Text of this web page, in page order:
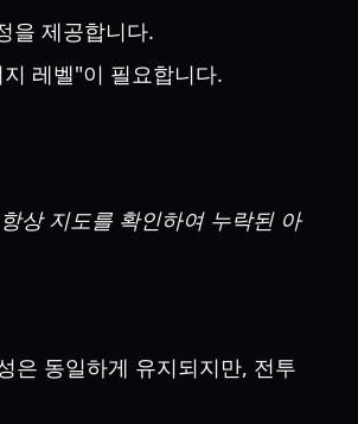
을 제공합니다.
레벨"이 필요합니다.
상 지도를 확인하여 누락된 아
은 동일하게 유지되지만, 전투